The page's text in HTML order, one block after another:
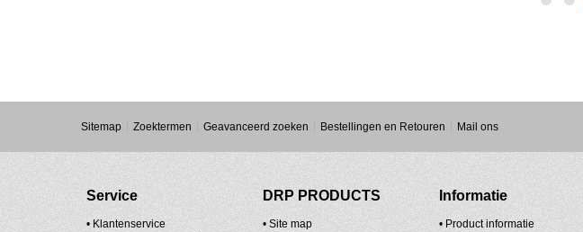
Sitemap Zoektermen Geavanceerd zoeken Bestellingen en Retouren Mail ons
Service
• Klantenservice
DRP PRODUCTS
• Site map
Informatie
• Product informatie